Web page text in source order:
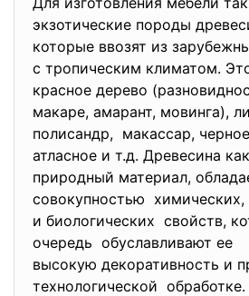
экзотические породы
которые ввозят из
с тропическим климатом.
красное дерево
макаре, амарант, мовинга),
полисандр, макассар,
атласное и т.д. Древесина как
природный материал,
совокупностью химических,
и биологических свойств,
очередь обуславливают ее
высокую декоративность и
технологической